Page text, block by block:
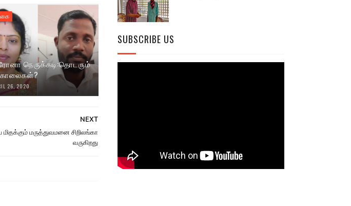
நெருக்கடி:தொடரும்
26, 2020
NEXT
மிதக்கும் மருத்துவமனை சிறிலங்கா
வருகிறது
SUBSCRIBE US